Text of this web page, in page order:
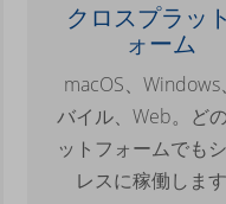
クロスプラッ
ォーム
macOS、Windows
バイル、Web。ど
ットフォームでも
レスに稼働します